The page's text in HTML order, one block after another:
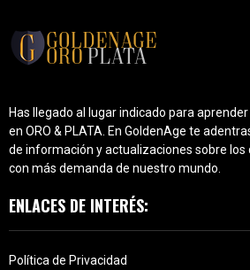
Has llegado al lugar indicado para
en ORO & PLATA. En GoldenAge te
de información y actualizaciones sobre los
con más demanda de nuestro mundo.
ENLACES DE INTERÉS:
Política de Privacidad